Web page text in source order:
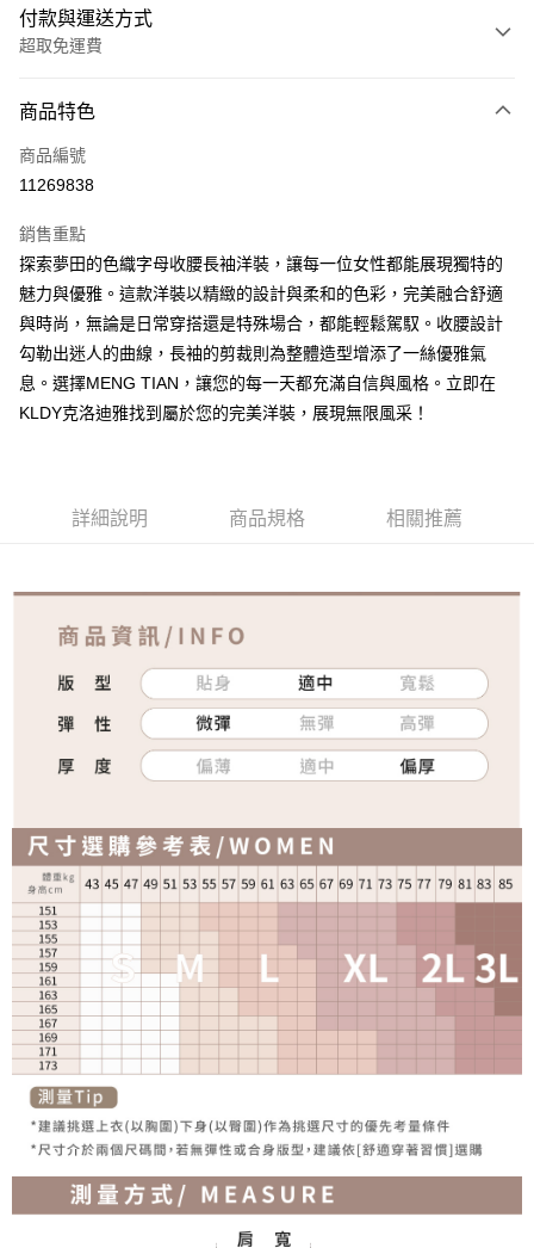
付款與運送方式
超取免運費
信用卡一次付款
超商取貨付款
運送方式
全家取貨付款
免運費
付款後全家取貨
免運費
免運費
商品特色
商品編號
11269838
銷售重點
探索夢田的色織字母收腰長袖洋裝，讓每一位女性都能展現獨特的
魅力與優雅。這款洋裝以精緻的設計與柔和的色彩，完美融合舒適
與時尚，無論是日常穿搭還是特殊場合，都能輕鬆駕馭。收腰設計
勾勒出迷人的曲線，長袖的剪裁則為整體造型增添了一絲優雅氣
息。選擇MENG TIAN，讓您的每一天都充滿自信與風格。立即在
KLDY克洛迪雅找到屬於您的完美洋裝，展現無限風采！
詳細說明 商品規格 相關推薦